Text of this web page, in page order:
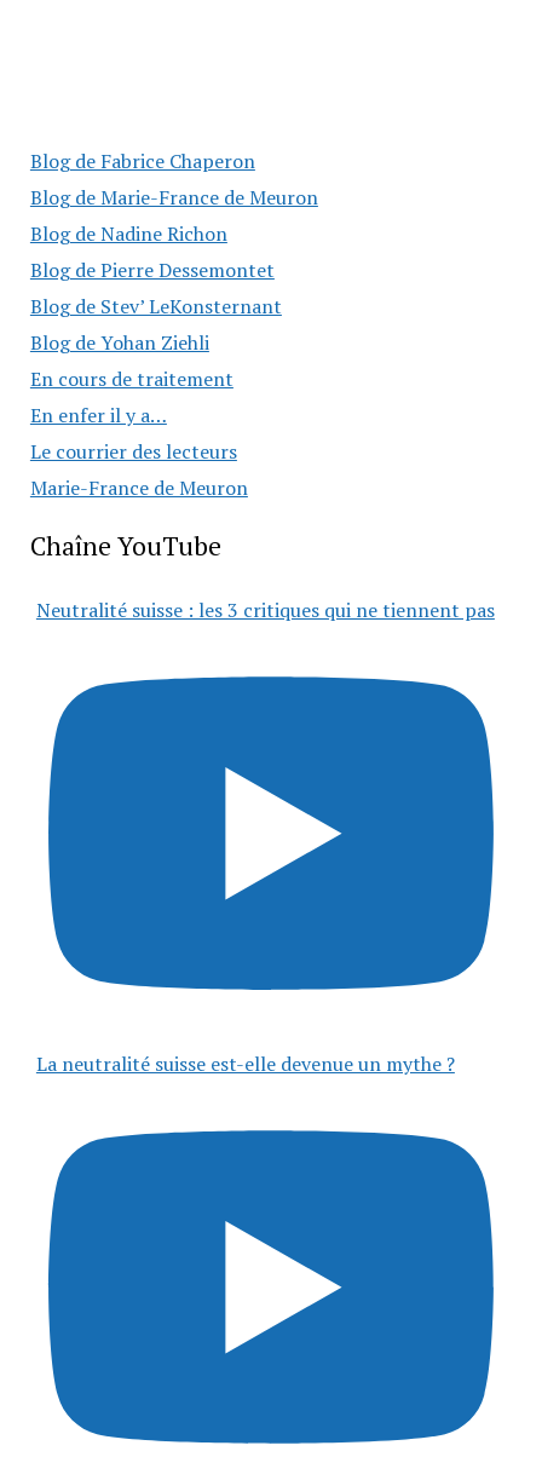
Blog de Fabrice Chaperon
Blog de Marie-France de Meuron
Blog de Nadine Richon
Blog de Pierre Dessemontet
Blog de Stev’ LeKonsternant
Blog de Yohan Ziehli
En cours de traitement
En enfer il y a…
Le courrier des lecteurs
Marie-France de Meuron
Chaîne YouTube
Neutralité suisse : les 3 critiques qui ne tiennent pas
La neutralité suisse est-elle devenue un mythe ?